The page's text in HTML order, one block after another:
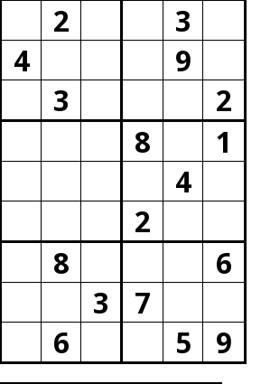
2
3
4
9
3
2
8
1
4
2
8
6
3
7
6 5 9